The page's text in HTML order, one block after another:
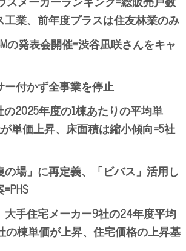
業、前年度プラスは住友林業のみ
の発表会開催=渋谷凪咲さんをキャ
ー付かず全事業を停止
2025年度の1棟あたりの平均単
単価上昇、床面積は縮小傾向=5社
場」に再定義、「ビバス」活用し
大手住宅メーカー9社の24年度平均
の棟単価が上昇、住宅価格の上昇基